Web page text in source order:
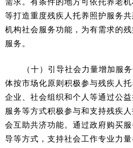
需求。有条件的地方可依托养老
等打造重度残疾人托养照护服务
机构社会服务功能，为有需求的
服务。
（十）引导社会力量增加服务
体按市场化原则积极参与残疾人
企业、社会组织和个人等通过公
服务等方式积极参与和支持残疾
会互助共济功能。通过政府购买服
导等方式，支持社会工作专业力